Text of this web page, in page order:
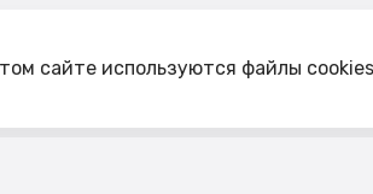
сайте используются файлы cookies